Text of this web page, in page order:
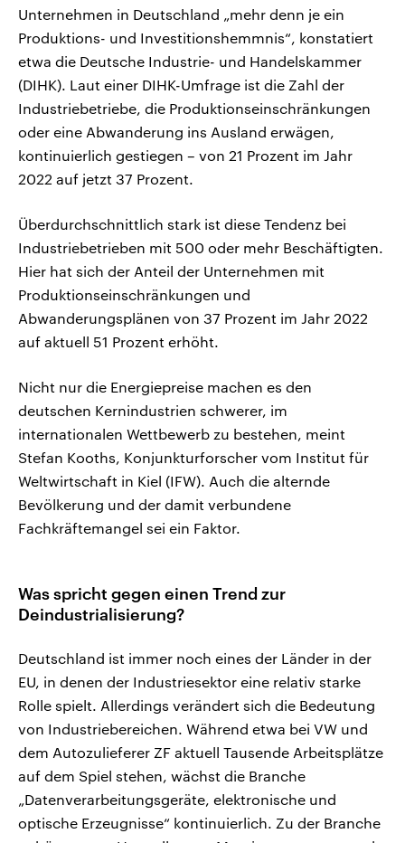
Unternehmen in Deutschland „mehr denn je ein
Produktions- und Investitionshemmnis“, konstatiert
etwa die Deutsche Industrie- und Handelskammer
(DIHK). Laut einer DIHK-Umfrage ist die Zahl der
Industriebetriebe, die Produktionseinschränkungen
oder eine Abwanderung ins Ausland erwägen,
kontinuierlich gestiegen – von 21 Prozent im Jahr
2022 auf jetzt 37 Prozent.
Überdurchschnittlich stark ist diese Tendenz bei
Industriebetrieben mit 500 oder mehr Beschäftigten.
Hier hat sich der Anteil der Unternehmen mit
Produktionseinschränkungen und
Abwanderungsplänen von 37 Prozent im Jahr 2022
auf aktuell 51 Prozent erhöht.
Nicht nur die Energiepreise machen es den
deutschen Kernindustrien schwerer, im
internationalen Wettbewerb zu bestehen, meint
Stefan Kooths, Konjunkturforscher vom Institut für
Weltwirtschaft in Kiel (IFW). Auch die alternde
Bevölkerung und der damit verbundene
Fachkräftemangel sei ein Faktor.
Was spricht gegen einen Trend zur
Deindustrialisierung?
Deutschland ist immer noch eines der Länder in der
EU, in denen der Industriesektor eine relativ starke
Rolle spielt. Allerdings verändert sich die Bedeutung
von Industriebereichen. Während etwa bei VW und
dem Autozulieferer ZF aktuell Tausende Arbeitsplätze
auf dem Spiel stehen, wächst die Branche
„Datenverarbeitungsgeräte, elektronische und
optische Erzeugnisse“ kontinuierlich. Zu der Branche